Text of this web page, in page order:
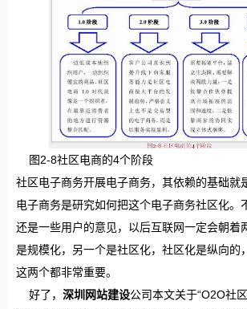
图2-8社区电商的4个阶段
社区电子商务开展电子商务，其依赖的基础就
电子商务是研究如何把这个电子商务社区化。
还是一些用户的意见，以后互联网一定会朝着
是规模化，另一个是社区化，社区化是纵向的
这两个都非常重要。
好了， 深圳网站建设公司本文关于“O2O社